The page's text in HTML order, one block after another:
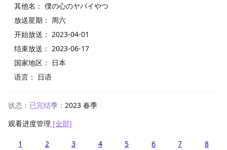
其他名： 僕の心のヤバイやつ
放送星期：
周六
开始放送： 2023-04-01
结束放送： 2023-06-17
国家地区：
日本
语言：
日语
状态： 已完结季： 2023 春季
观看进度管理 [全部]
1 2 3 4 5 6 7
8